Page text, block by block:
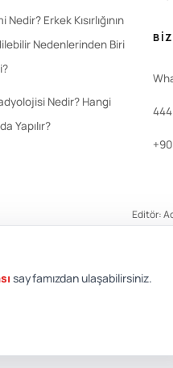
Erkek Kısırlığının
Nedenlerinden Biri
Nedir? Hangi
Yapılır?
Editör:
KVKK/Gizlilik Politikası
sayfamızdan ulaşabilirsiniz.